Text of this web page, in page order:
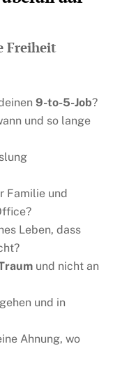
Freiheit
9-to-5-Job?
und so lange
Familie und
Leben, dass
und nicht an
und in
Ahnung, wo